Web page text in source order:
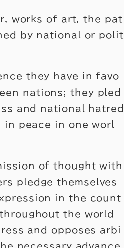
works of art, the pat
by national or polit
they have in favo
nations; they pled
and national hatred
peace in one worl
of thought with
pledge themselves
in the count
the world
and opposes arbi
necessary advance